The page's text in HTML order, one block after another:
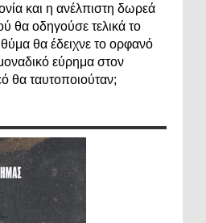
και η ανέλπιστη δωρεά
θα οδηγούσε τελικά το
θα έδειχνε το ορφανό
εύρημα στον
θα ταυτοποιούταν;